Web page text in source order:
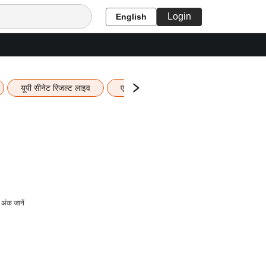
English Login
यूपी सीनेट रिजल्ट लाइव एचबीएसई 12वीं का रिजल्ट लाइव
अंक जानें